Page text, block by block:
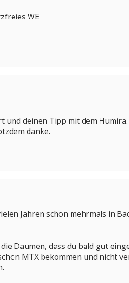
WE
und deinen Tipp mit dem
danke.
Jahren schon mehrmals in
Daumen, dass du bald gut
MTX bekommen und nicht